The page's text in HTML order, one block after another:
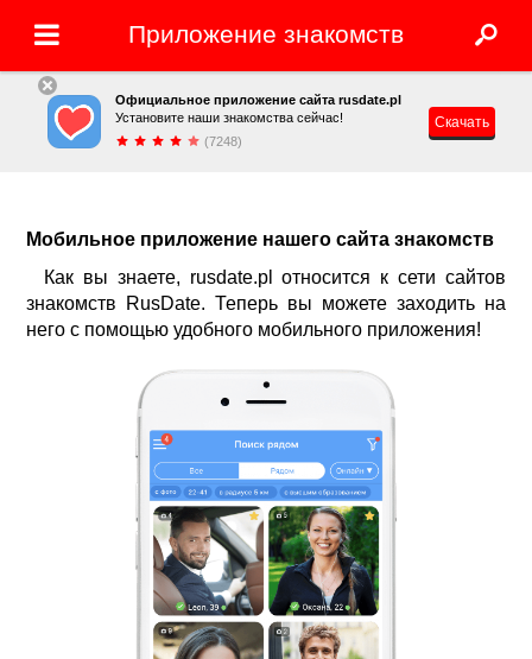
Приложение знакомств
Официальное приложение сайта rusdate.pl
Установите наши знакомства сейчас!
(7248)
Скачать
Мобильное приложение нашего сайта знакомств
Как вы знаете, rusdate.pl
относится к сети сайтов
знакомств RusDate. Теперь вы можете заходить на
него с помощью удобного мобильного приложения!